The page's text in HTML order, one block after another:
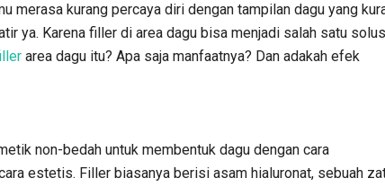
merasa kurang percaya diri dengan tampilan dagu yang
ya. Karena filler di area dagu bisa menjadi salah satu
area dagu itu? Apa saja manfaatnya? Dan adakah efek
non-bedah untuk membentuk dagu dengan cara
estetis. Filler biasanya berisi asam hialuronat, sebuah